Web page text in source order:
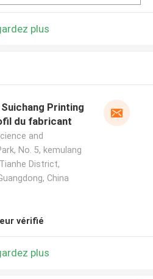
plus
Suichang Printing
du fabricant
and
No. 5, kemulang
District,
China
vérifié
plus